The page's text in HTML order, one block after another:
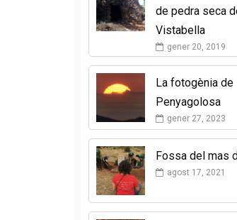
de pedra seca
Vistabella
gener 20, 2019
La fotogènia de
Penyagolosa
gener 27, 2023
Fossa del mas
agost 17, 2021